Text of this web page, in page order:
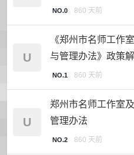
NO.0 860 天前
U
《郑州市名师工作
与管理办法》政策
NO.1 860 天前
U
郑州市名师工作室
管理办法
NO.2 860 天前